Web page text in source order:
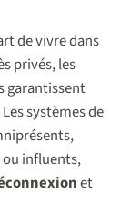
de vivre dans
privés, les
garantissent
systèmes de
ou influents,
et